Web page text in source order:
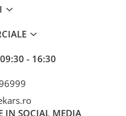
09:30 - 16:30
IN SOCIAL MEDIA